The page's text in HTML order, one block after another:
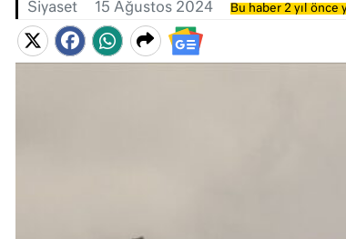
Siyaset 15 Ağustos 2024 Bu haber 2 yıl önce